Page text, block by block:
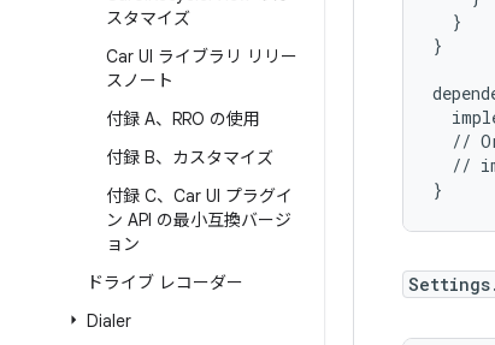
スタマイズ
Car UI ライブラリ リリー
スノート
付録 A、RRO の使用
付録 B、カスタマイズ
付録 C、Car UI プラグイ
ン API の最小互換バージ
ョン
ドライブ レコーダー
Dialer
}
}
//
//
}